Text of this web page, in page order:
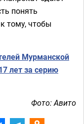
понять
тому, чтобы
Мурманской
лет за серию
Фото: Авито